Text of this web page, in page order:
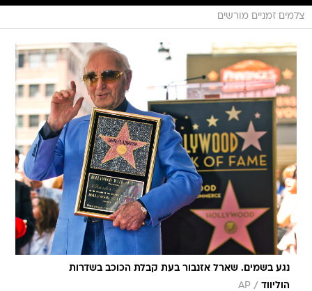
צלמים זמניים מורשים
נגע בשמים. שארל אזנבור בעת קבלת הכוכב בשדרות
הוליווד /
AP